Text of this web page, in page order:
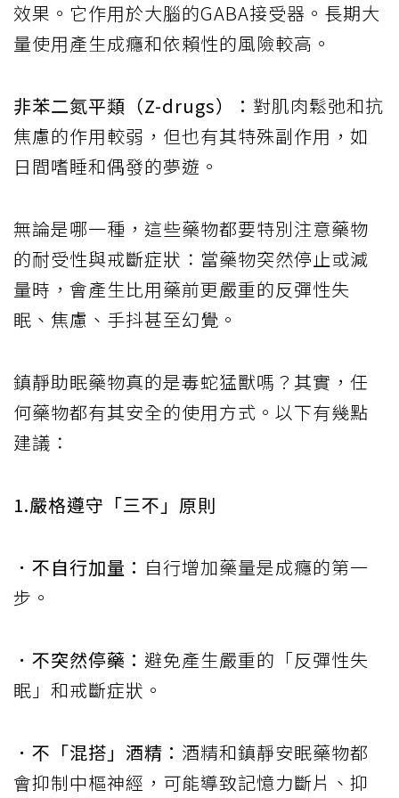
效果。它作用於大腦的GABA接受器。長期大
量使用產生成癮和依賴性的風險較高。
非苯二氮平類（Z-drugs）： 對肌肉鬆弛和抗
焦慮的作用較弱，但也有其特殊副作用，如
日間嗜睡和偶發的夢遊。
無論是哪一種，這些藥物都要特別注意藥物
的耐受性與戒斷症狀：當藥物突然停止或減
量時，會產生比用藥前更嚴重的反彈性失
眠、焦慮、手抖甚至幻覺。
鎮靜助眠藥物真的是毒蛇猛獸嗎？其實，任
何藥物都有其安全的使用方式。以下有幾點
建議：
1.嚴格遵守「三不」原則
．不自行加量： 自行增加藥量是成癮的第一
步。
．不突然停藥： 避免產生嚴重的「反彈性失
眠」和戒斷症狀。
．不「混搭」酒精： 酒精和鎮靜安眠藥物都
會抑制中樞神經，可能導致記憶力斷片、抑